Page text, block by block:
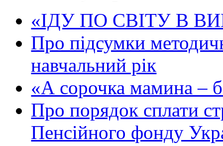
«ІДУ ПО СВІТУ В
Про підсумки
навчальний рік
«А сорочка мамина –
Про порядок сплати
Пенсійного фонду